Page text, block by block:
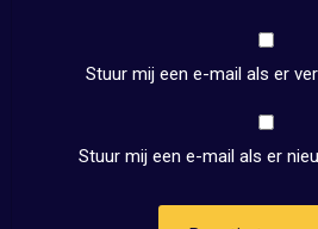
Stuur mij een e-mail als er
Stuur mij een e-mail als er